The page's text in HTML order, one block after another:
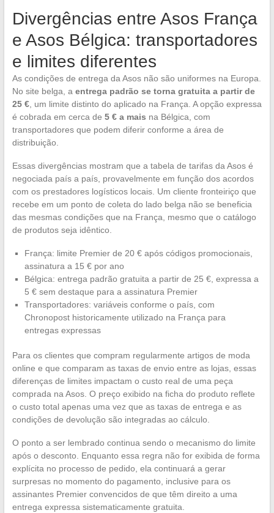
Divergências entre Asos França
e Asos Bélgica: transportadores
e limites diferentes
As condições de entrega da Asos não são uniformes na Europa.
No site belga, a entrega padrão se torna gratuita a partir de
25 €, um limite distinto do aplicado na França. A opção expressa
é cobrada em cerca de 5 € a mais na Bélgica, com
transportadores que podem diferir conforme a área de
distribuição.
Essas divergências mostram que a tabela de tarifas da Asos é
negociada país a país, provavelmente em função dos acordos
com os prestadores logísticos locais. Um cliente fronteiriço que
recebe em um ponto de coleta do lado belga não se beneficia
das mesmas condições que na França, mesmo que o catálogo
de produtos seja idêntico.
França: limite Premier de 20 € após códigos promocionais,
assinatura a 15 € por ano
Bélgica: entrega padrão gratuita a partir de 25 €, expressa a
5 € sem destaque para a assinatura Premier
Transportadores: variáveis conforme o país, com
Chronopost historicamente utilizado na França para
entregas expressas
Para os clientes que compram regularmente artigos de moda
online e que comparam as taxas de envio entre as lojas, essas
diferenças de limites impactam o custo real de uma peça
comprada na Asos. O preço exibido na ficha do produto reflete
o custo total apenas uma vez que as taxas de entrega e as
condições de devolução são integradas ao cálculo.
O ponto a ser lembrado continua sendo o mecanismo do limite
após o desconto. Enquanto essa regra não for exibida de forma
explícita no processo de pedido, ela continuará a gerar
surpresas no momento do pagamento, inclusive para os
assinantes Premier convencidos de que têm direito a uma
entrega expressa sistematicamente gratuita.